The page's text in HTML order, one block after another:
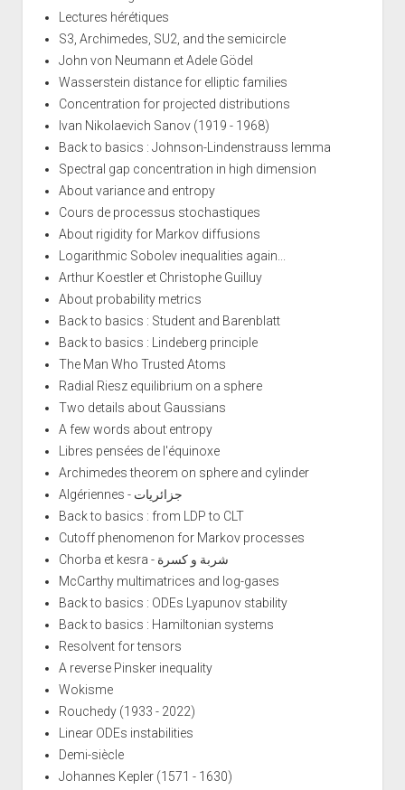
Lectures hérétiques
S3, Archimedes, SU2, and the semicircle
John von Neumann et Adele Gödel
Wasserstein distance for elliptic families
Concentration for projected distributions
Ivan Nikolaevich Sanov (1919 - 1968)
Back to basics : Johnson-Lindenstrauss lemma
Spectral gap concentration in high dimension
About variance and entropy
Cours de processus stochastiques
About rigidity for Markov diffusions
Logarithmic Sobolev inequalities again...
Arthur Koestler et Christophe Guilluy
About probability metrics
Back to basics : Student and Barenblatt
Back to basics : Lindeberg principle
The Man Who Trusted Atoms
Radial Riesz equilibrium on a sphere
Two details about Gaussians
A few words about entropy
Libres pensées de l'équinoxe
Archimedes theorem on sphere and cylinder
Algériennes - جزائريات
Back to basics : from LDP to CLT
Cutoff phenomenon for Markov processes
Chorba et kesra - شربة و كسرة
McCarthy multimatrices and log-gases
Back to basics : ODEs Lyapunov stability
Back to basics : Hamiltonian systems
Resolvent for tensors
A reverse Pinsker inequality
Wokisme
Rouchedy (1933 - 2022)
Linear ODEs instabilities
Demi-siècle
Johannes Kepler (1571 - 1630)